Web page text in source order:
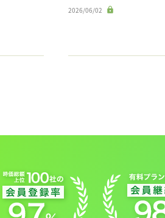
2026/06/02